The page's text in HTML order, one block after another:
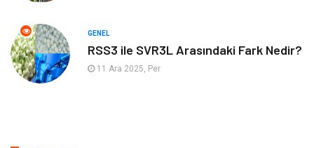
GENEL
RSS3 ile SVR3L Arasındaki Fark Nedir?
11 Ara 2025, Per